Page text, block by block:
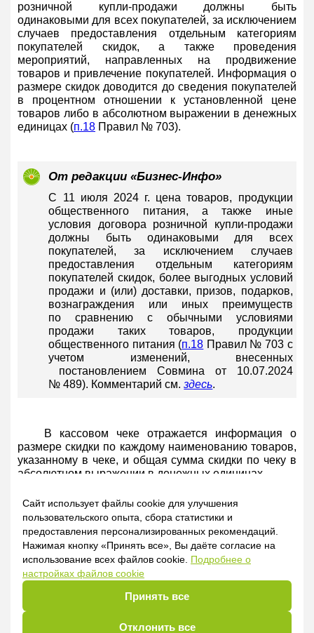
Сайт использует файлы cookie для улучшения
пользовательского опыта, сбора статистики и
предоставления персонализированных рекомендаций.
Нажимая кнопку «Принять все», Вы даёте согласие на
использование всех файлов cookie. Подробнее о
настройках файлов cookie
Принять все
Отклонить все
розничной купли-продажи должны быть
одинаковыми для всех покупателей, за исключением
случаев предоставления отдельным категориям
покупателей скидок, а также проведения
мероприятий, направленных на продвижение
товаров и привлечение покупателей. Информация о
размере скидок доводится до сведения покупателей
в процентном отношении к установленной цене
товаров либо в абсолютном выражении в денежных
единицах (п.18 Правил № 703).
От редакции «Бизнес-Инфо»
С 11 июля 2024 г. цена товаров, продукции
общественного питания, а также иные
условия договора розничной купли-продажи
должны быть одинаковыми для всех
покупателей, за исключением случаев
предоставления отдельным категориям
покупателей скидок, более выгодных условий
продажи и (или) доставки, призов, подарков,
вознаграждения или иных преимуществ
по сравнению с обычными условиями
продажи таких товаров, продукции
общественного питания (п.18 Правил № 703 с
учетом изменений, внесенных
постановлением Совмина от 10.07.2024
№ 489). Комментарий см.здесь.
В кассовом чеке отражается информация о
размере скидки по каждому наименованию товаров,
указанному в чеке, и общая сумма скидки по чеку в
абсолютном выражении в денежных единицах.
26.03.2021
Галина Кевра, экономист
По этой теме также см.:
предоставлять скидки при акционных
распродажах товаров в розничной торговле.